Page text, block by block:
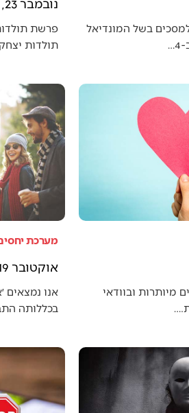
בשל המונדיאל
נובמבר 23, 2022
פרשת
תולדות
מיותרות ובוודאי
מערכת
אוקטובר 19, 2022
אנו נמצאים
בכללותה